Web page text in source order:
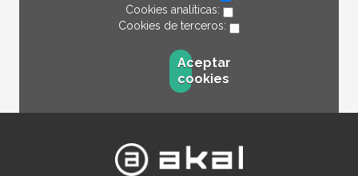
Cookies analíticas:
Cookies de terceros:
Aceptar
cookies